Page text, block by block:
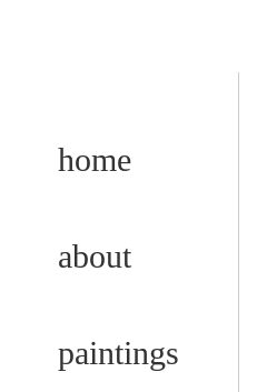
home
about
paintings